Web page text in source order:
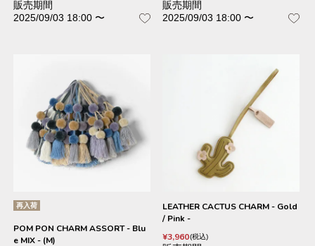
販売期間
2025/09/03 18:00 〜
販売期間
2025/09/03 18:00 〜
再入荷
POM PON CHARM ASSORT - Blu
e MIX - (M)
LEATHER CACTUS CHARM - Gold
/ Pink -
¥3,960 税込